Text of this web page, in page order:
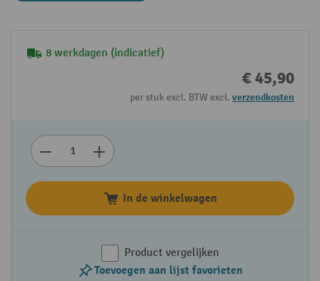
8 werkdagen (indicatief)
€ 45,90
per stuk excl. BTW excl. verzendkosten
In de winkelwagen
Product vergelijken
Toevoegen aan lijst favorieten